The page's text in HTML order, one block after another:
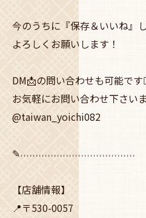
今のうちに『保存＆いいね』
よろしくお願いします！
DM📩の問い合わせも可能です
お気軽にお問い合わせ下さい
@taiwan_yoichi082
✎˒˒˒˒˒˒˒˒˒˒˒˒˒˒˒˒˒˒˒˒˒˒˒˒˒˒˒˒˒˒˒˒˒˒˒˒˒˒
【店舗情報】
📍〒530-0057